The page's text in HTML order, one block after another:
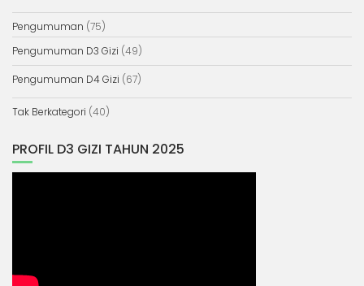
Pengumuman (75)
Pengumuman D3 Gizi (49)
Pengumuman D4 Gizi (67)
Tak Berkategori (40)
PROFIL D3 GIZI TAHUN 2025